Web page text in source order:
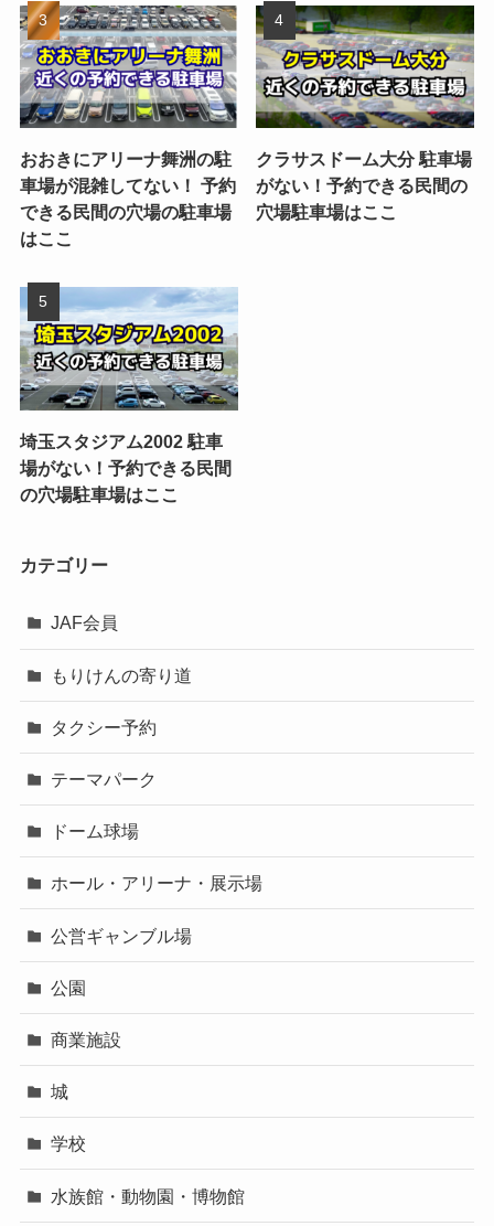
おおきにアリーナ舞洲の駐
車場が混雑してない！ 予約
できる民間の穴場の駐車場
はここ
クラサスドーム大分 駐車場
がない！予約できる民間の
穴場駐車場はここ
埼玉スタジアム2002 駐車
場がない！予約できる民間
の穴場駐車場はここ
カテゴリー
JAF会員
もりけんの寄り道
タクシー予約
テーマパーク
ドーム球場
ホール・アリーナ・展示場
公営ギャンブル場
公園
商業施設
城
学校
水族館・動物園・博物館